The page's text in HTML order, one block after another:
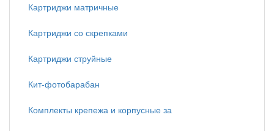
Картриджи матричные
Картриджи со скрепками
Картриджи струйные
Кит-фотобарабан
Комплекты крепежа и корпусные за